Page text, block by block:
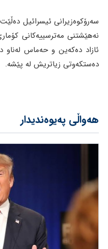
سەرۆکوەزیرانی ئیسرائیل
نەهێشتنی مەترسییەکانی
ئازاد دەکەین و حەماس لەناو
دەستکەوتی زیاتریش لە پێشە.
هەواڵی پەیوەندیدار